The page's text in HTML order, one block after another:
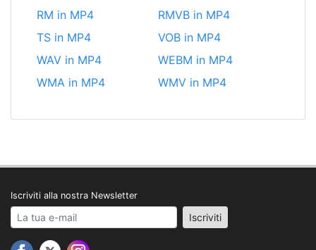
RM in MP4
RMVB in MP4
TS in MP4
VOB in MP4
WAV in MP4
WEBM in MP4
WMA in MP4
WMV in MP4
Iscriviti alla nostra Newsletter
Your email address Iscriviti